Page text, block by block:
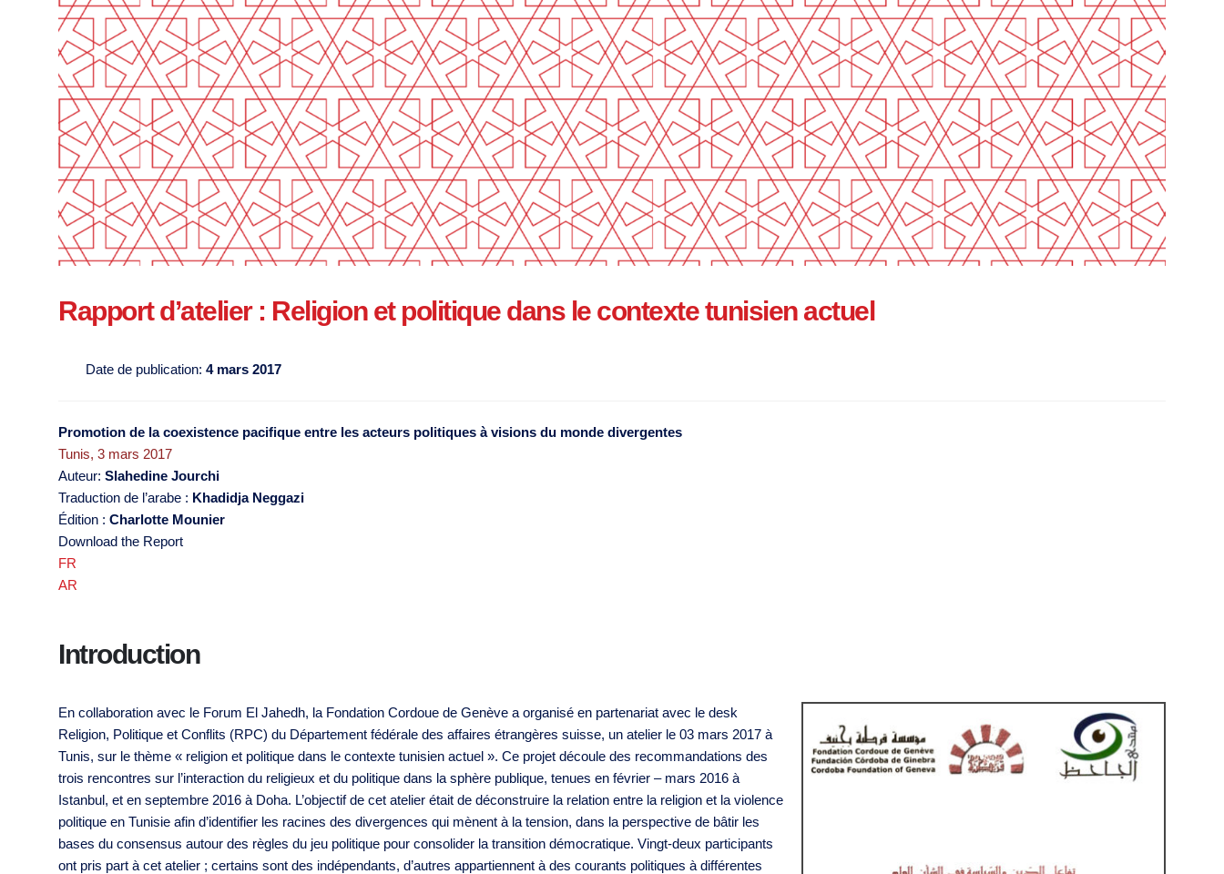
Rapport d’atelier : Religion et politique dans le contexte tunisien actuel
Date de publication: 4 mars 2017
Promotion de la coexistence pacifique entre les acteurs politiques à visions du monde divergentes
Tunis, 3 mars 2017
Auteur: Slahedine Jourchi
Traduction de l’arabe : Khadidja Neggazi
Édition : Charlotte Mounier
Download the Report
FR
AR
Introduction
En collaboration avec le Forum El Jahedh, la Fondation Cordoue de Genève a organisé en partenariat avec le desk
Religion, Politique et Conflits (RPC) du Département fédérale des affaires étrangères suisse, un atelier le 03 mars 2017 à
Tunis, sur le thème « religion et politique dans le contexte tunisien actuel ». Ce projet découle des recommandations des
trois rencontres sur l’interaction du religieux et du politique dans la sphère publique, tenues en février – mars 2016 à
Istanbul, et en septembre 2016 à Doha. L’objectif de cet atelier était de déconstruire la relation entre la religion et la violence
politique en Tunisie afin d’identifier les racines des divergences qui mènent à la tension, dans la perspective de bâtir les
bases du consensus autour des règles du jeu politique pour consolider la transition démocratique. Vingt-deux participants
ont pris part à cet atelier ; certains sont des indépendants, d’autres appartiennent à des courants politiques à différentes